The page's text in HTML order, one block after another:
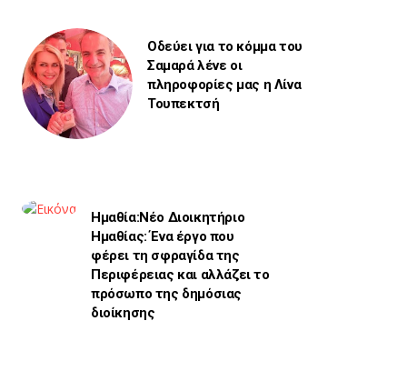
Οδεύει για το κόμμα του
Σαμαρά λένε οι
πληροφορίες μας η Λίνα
Τουπεκτσή
Ημαθία:Νέο Διοικητήριο
Ημαθίας: Ένα έργο που
φέρει τη σφραγίδα της
Περιφέρειας και αλλάζει το
πρόσωπο της δημόσιας
διοίκησης